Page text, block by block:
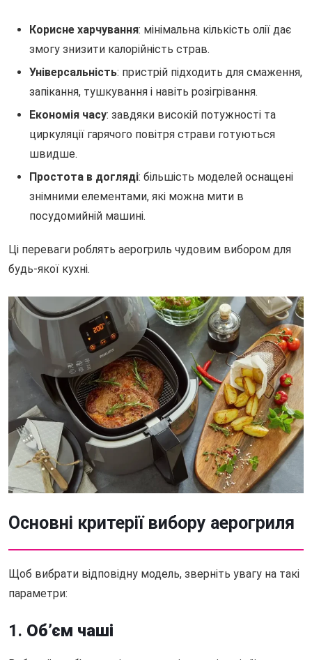
Корисне харчування: мінімальна кількість олії дає
змогу знизити калорійність страв.
Універсальність: пристрій підходить для смаження,
запікання, тушкування і навіть розігрівання.
Економія часу: завдяки високій потужності та
циркуляції гарячого повітря страви готуються
швидше.
Простота в догляді: більшість моделей оснащені
знімними елементами, які можна мити в
посудомийній машині.
Ці переваги роблять аерогриль чудовим вибором для
будь-якої кухні.
Основні критерії вибору аерогриля
Щоб вибрати відповідну модель, зверніть увагу на такі
параметри:
1. Об’єм чаші